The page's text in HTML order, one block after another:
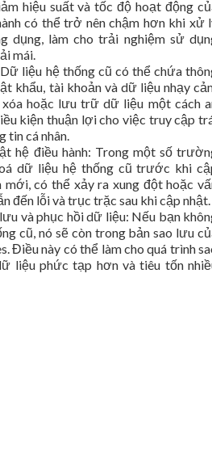
hiệu suất và tốc độ hoạt động
có thể trở nên chậm hơn khi xử
dụng, làm cho trải nghiệm sử
mái.
liệu hệ thống cũ có thể chứa
khẩu, tài khoản và dữ liệu nhạy
xóa hoặc lưu trữ dữ liệu một cách
kiện thuận lợi cho việc truy cập
tin cá nhân.
hệ điều hành: Trong một số
dữ liệu hệ thống cũ trước khi
mới, có thể xảy ra xung đột hoặc
đến lỗi và trục trặc sau khi cập nhật.
và phục hồi dữ liệu: Nếu bạn
cũ, nó sẽ còn trong bản sao lưu
Điều này có thể làm cho quá trình
liệu phức tạp hơn và tiêu tốn